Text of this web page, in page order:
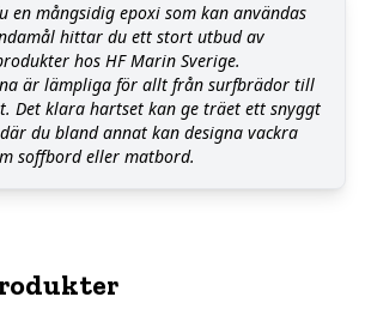
en mångsidig epoxi som kan användas
hittar du ett stort utbud av
hos HF Marin Sverige.
är lämpliga för allt från surfbrädor till
Det klara hartset kan ge träet ett snyggt
du bland annat kan designa vackra
soffbord eller matbord.